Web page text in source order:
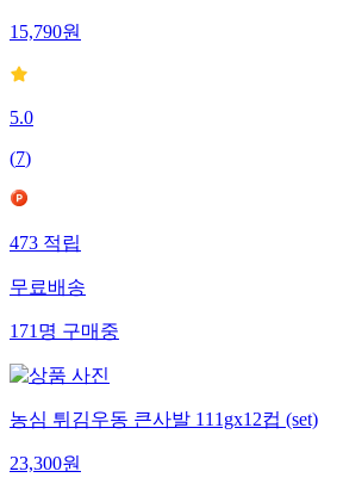
15,790원
5.0
(7)
473 적립
무료배송
171 명 구매중
농심 튀김우동 큰사발 111gx12컵 (set)
23,300원